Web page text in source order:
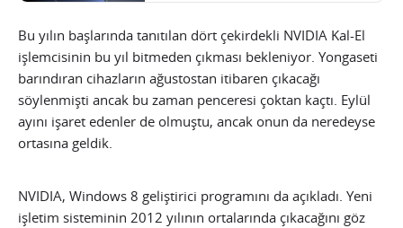
Bu yılın başlarında tanıtılan dört çekirdekli NVIDIA Kal-El
işlemcisinin bu yıl bitmeden çıkması bekleniyor. Yongaseti
barındıran cihazların ağustostan itibaren çıkacağı
söylenmişti ancak bu zaman penceresi çoktan kaçtı. Eylül
ayını işaret edenler de olmuştu, ancak onun da neredeyse
ortasına geldik.
NVIDIA, Windows 8 geliştirici programını da açıkladı. Yeni
işletim sisteminin 2012 yılının ortalarında çıkacağını göz